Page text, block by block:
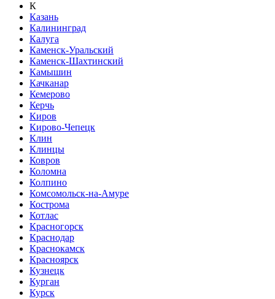
К
Казань
Калининград
Калуга
Каменск-Уральский
Каменск-Шахтинский
Камышин
Качканар
Кемерово
Керчь
Киров
Кирово-Чепецк
Клин
Клинцы
Ковров
Коломна
Колпино
Комсомольск-на-Амуре
Кострома
Котлас
Красногорск
Краснодар
Краснокамск
Красноярск
Кузнецк
Курган
Курск